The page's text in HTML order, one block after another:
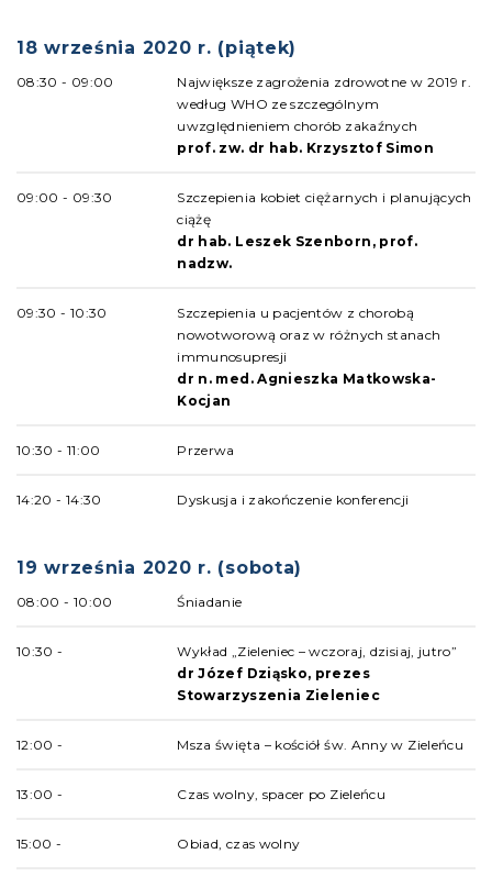
18 września 2020 r. (piątek)
08:30 - 09:00
Największe zagrożenia zdrowotne w 2019 r.
według WHO ze szczególnym
uwzględnieniem chorób zakaźnych
prof. zw. dr hab. Krzysztof Simon
09:00 - 09:30
Szczepienia kobiet ciężarnych i planujących
ciążę
dr hab. Leszek Szenborn, prof.
nadzw.
09:30 - 10:30
Szczepienia u pacjentów z chorobą
nowotworową oraz w różnych stanach
immunosupresji
dr n. med. Agnieszka Matkowska-
Kocjan
10:30 - 11:00 Przerwa
14:20 - 14:30 Dyskusja i zakończenie konferencji
19 września 2020 r. (sobota)
08:00 - 10:00 Śniadanie
10:30 -
Wykład „Zieleniec – wczoraj, dzisiaj, jutro”
dr Józef Dziąsko, prezes
Stowarzyszenia Zieleniec
12:00 - Msza święta – kościół św. Anny w Zieleńcu
13:00 - Czas wolny, spacer po Zieleńcu
15:00 - Obiad, czas wolny